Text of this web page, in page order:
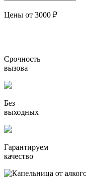
Цены от 3000 ₽
Срочность
вызова
Без
выходных
Гарантируем
качество